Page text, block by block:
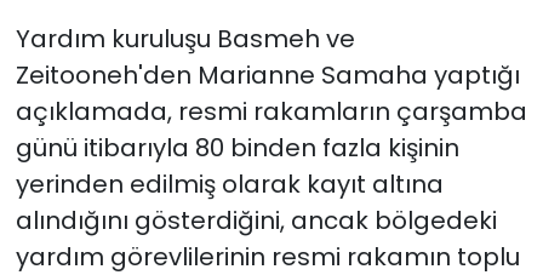
Yardım kuruluşu Basmeh ve
Zeitooneh'den Marianne Samaha yaptığı
açıklamada, resmi rakamların çarşamba
günü itibarıyla 80 binden fazla kişinin
yerinden edilmiş olarak kayıt altına
alındığını gösterdiğini, ancak bölgedeki
yardım görevlilerinin resmi rakamın toplu